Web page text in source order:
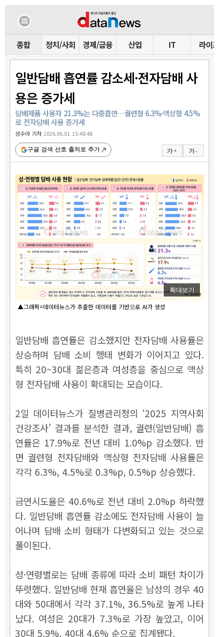
종합 정치/사회 경제/금융 산업 IT 라이프
일반담배 흡연률 감소세·전자담배 사
용은 증가세
담배제품 사용자 21.3%는 다중흡연…궐련형 6.3%·액상형 4.5%
로 전자담배 사용 증가세
성수아 기자2026.06.01 15:48:48
가 + 가 -
구글 검색 선호 출처로 추가
확대보기
▲그래픽=데이터뉴스가 추출한 데이터를 기반으로 AI가 생성
일반담배 흡연률은 감소했지만 전자담배 사용률은
상승하며 담배 소비 행태 변화가 이어지고 있다.
특히 20~30대 젊은층과 여성층을 중심으로 액상
형 전자담배 사용이 확대되는 모습이다.
2일 데이터뉴스가 질병관리청의 ‘2025 지역사회
건강조사’ 결과를 분석한 결과, 궐련(일반담배) 흡
연률은 17.9%로 전년 대비 1.0%p 감소했다. 반
면 궐련형 전자담배와 액상형 전자담배 사용률은
각각 6.3%, 4.5%로 0.3%p, 0.5%p 상승했다.
금연시도율은 40.6%로 전년 대비 2.0%p 하락했
다. 일반담배 흡연률 감소에도 전자담배 사용이 늘
어나며 담배 소비 형태가 다변화되고 있는 것으로
풀이된다.
성·연령별로는 담배 종류에 따라 소비 패턴 차이가
뚜렷했다. 일반담배 현재 흡연율은 남성의 경우 40
대와 50대에서 각각 37.1%, 36.5%로 높게 나타
났다. 여성은 20대가 7.3%로 가장 높았고, 이어
30대 5.9%, 40대 4.6% 순으로 집계됐다.